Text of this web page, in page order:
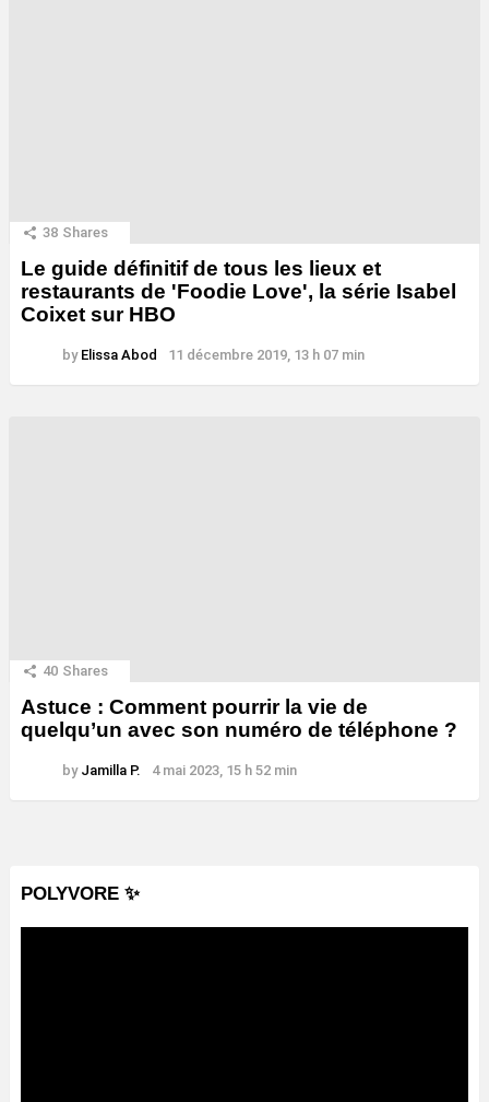
38 Shares
Le guide définitif de tous les lieux et
restaurants de 'Foodie Love', la série Isabel
Coixet sur HBO
by Elissa Abod 11 décembre 2019, 13 h 07 min
40 Shares
Astuce : Comment pourrir la vie de
quelqu’un avec son numéro de téléphone ?
by Jamilla P. 4 mai 2023, 15 h 52 min
POLYVORE ✨